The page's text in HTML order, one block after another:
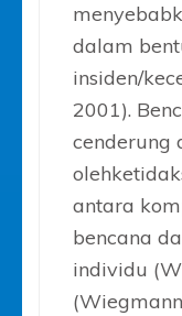
dalam
insiden/
2001).
cenderung
antara
bencana
individu